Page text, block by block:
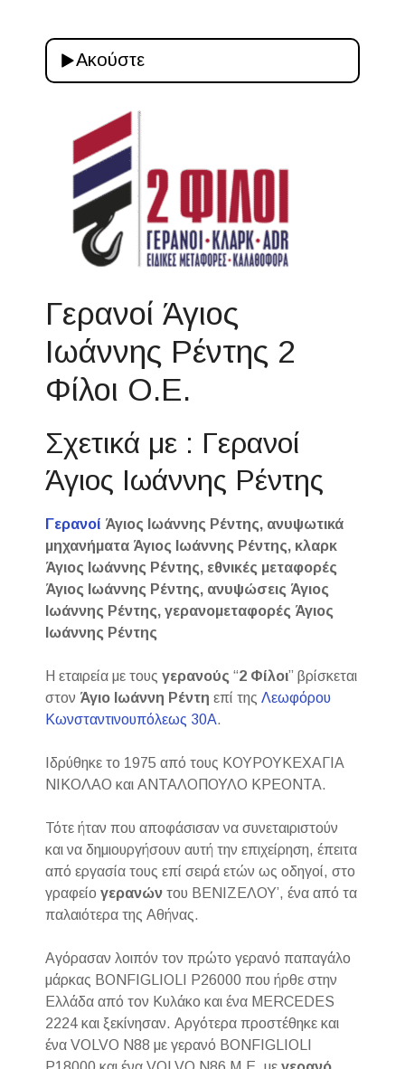
Ακούστε
Γερανοί Άγιος
Ιωάννης Ρέντης 2
Φίλοι Ο.Ε.
Σχετικά με : Γερανοί
Άγιος Ιωάννης Ρέντης
Γερανοί Άγιος Ιωάννης Ρέντης, ανυψωτικά
μηχανήματα Άγιος Ιωάννης Ρέντης, κλαρκ
Άγιος Ιωάννης Ρέντης, εθνικές μεταφορές
Άγιος Ιωάννης Ρέντης, ανυψώσεις Άγιος
Ιωάννης Ρέντης, γερανομεταφορές Άγιος
Ιωάννης Ρέντης
Η εταιρεία με τουςγερανούς “2 Φίλοι” βρίσκεται
στον Άγιο Ιωάννη Ρέντη επί τηςΛεωφόρου
Κωνσταντινουπόλεως 30Α.
Ιδρύθηκε το 1975 από τους ΚΟΥΡΟΥΚΕΧΑΓΙΑ
ΝΙΚΟΛΑΟ και ΑΝΤΑΛΟΠΟΥΛΟ ΚΡΕΟΝΤΑ.
Τότε ήταν που αποφάσισαν να συνεταιριστούν
και να δημιουργήσουν αυτή την επιχείρηση, έπειτα
από εργασία τους επί σειρά ετών ως οδηγοί, στο
γραφείογερανών του ΒΕΝΙΖΕΛΟΥ’, ένα από τα
παλαιότερα της Αθήνας.
Αγόρασαν λοιπόν τον πρώτο γερανό παπαγάλο
μάρκας BONFIGLIOLI Ρ26000 που ήρθε στην
Ελλάδα από τον Κυλάκο και ένα MERCEDES
2224 και ξεκίνησαν. Αργότερα προστέθηκε και
ένα VOLVO Ν88 με γερανό BONFIGLIOLI